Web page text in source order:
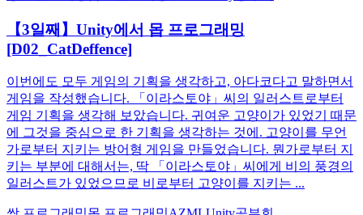
【3일째】Unity에서 몹 프로그래밍
[D02_CatDeffence]
이번에도 모두 게임의 기획을 생각하고, 아다코다고 말하면서
게임을 작성했습니다. 「이라스토야」씨의 일러스트로부터
게임 기획을 생각해 보았습니다. 귀여운 고양이가 있었기 때문
에 그것을 중심으로 한 기획을 생각하는 것에. 고양이를 무언
가로부터 지키는 방어형 게임을 만들었습니다. 뭔가로부터 지
키는 부분에 대해서는, 딱 「이라스토야」씨에게 비의 풍경의
일러스트가 있었으므로 비로부터 고양이를 지키는 ...